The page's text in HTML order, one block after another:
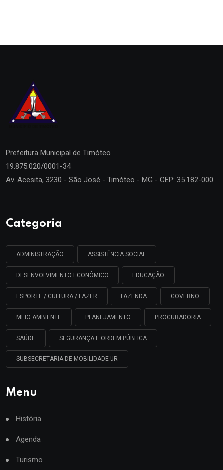
Prefeitura Municipal de Timóteo
19.875.020/0001-34
Av. Acesita, 3230 - São José - Timóteo - MG - CEP: 35.182-000
Categoria
ADMINISTRAÇÃO ASSISTÊNCIA SOCIAL
DESENVOLVIMENTO ECONÔMICO EDUCAÇÃO
ESPORTE / CULTURA / LAZER FAZENDA GOVERNO
MEIO AMBIENTE PLANEJAMENTO PROCURADORIA
SAÚDE SEGURANÇA E ORDEM PÚBLICA
SUBSECRETARIA DE MOBILIDADE UR
Menu
História
Agenda
Turismo